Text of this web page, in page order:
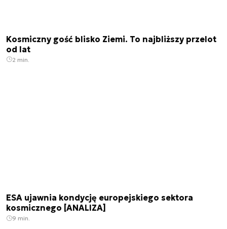
Kosmiczny gość blisko Ziemi. To najbliższy przelot
od lat
2 min.
ESA ujawnia kondycję europejskiego sektora
kosmicznego [ANALIZA]
9 min.